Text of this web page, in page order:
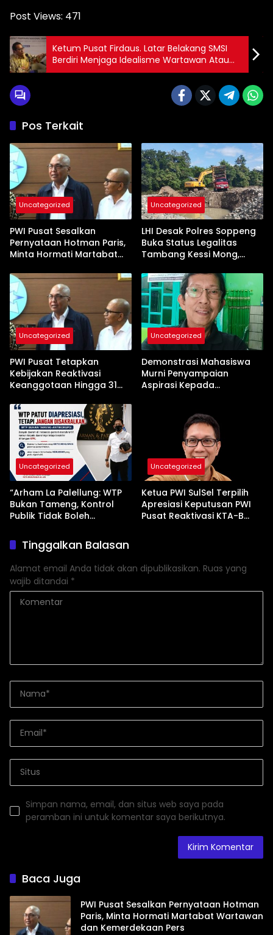
Post Views: 471
Ketum Pusat Firdaus. Latar Belakang SMSI
Berdiri Menjaga Idealisme Wartawan Atau
jurnalis
Pos Terkait
Uncategorized
PWI Pusat Sesalkan
Pernyataan Hotman Paris,
Minta Hormati Martabat
Kemerdekaan Pers
Uncategorized
LHI Desak Polres Soppeng
Buka Status Legalitas
Tambang Kessi Mong,
Uncategorized
PWI Pusat Tetapkan
Kebijakan Reaktivasi
Keanggotaan Hingga 31
Uncategorized
Demonstrasi Mahasiswa
Murni Penyampaian
Aspirasi Kepada
Uncategorized
“Arham La Palellung: WTP
Bukan Tameng, Kontrol
Publik Tidak Boleh
Uncategorized
Ketua PWI SulSel Terpilih
Apresiasi Keputusan PWI
Pusat Reaktivasi KTA-B
Tinggalkan Balasan
Alamat email Anda tidak akan dipublikasikan. Ruas yang
wajib ditandai *
Simpan nama, email, dan situs web saya pada
peramban ini untuk komentar saya berikutnya.
Baca Juga
PWI Pusat Sesalkan Pernyataan Hotman
Paris, Minta Hormati Martabat Wartawan
dan Kemerdekaan Pers